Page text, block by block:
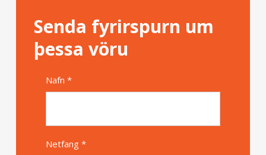
Senda fyrirspurn um
þessa vöru
Nafn *
Netfang *